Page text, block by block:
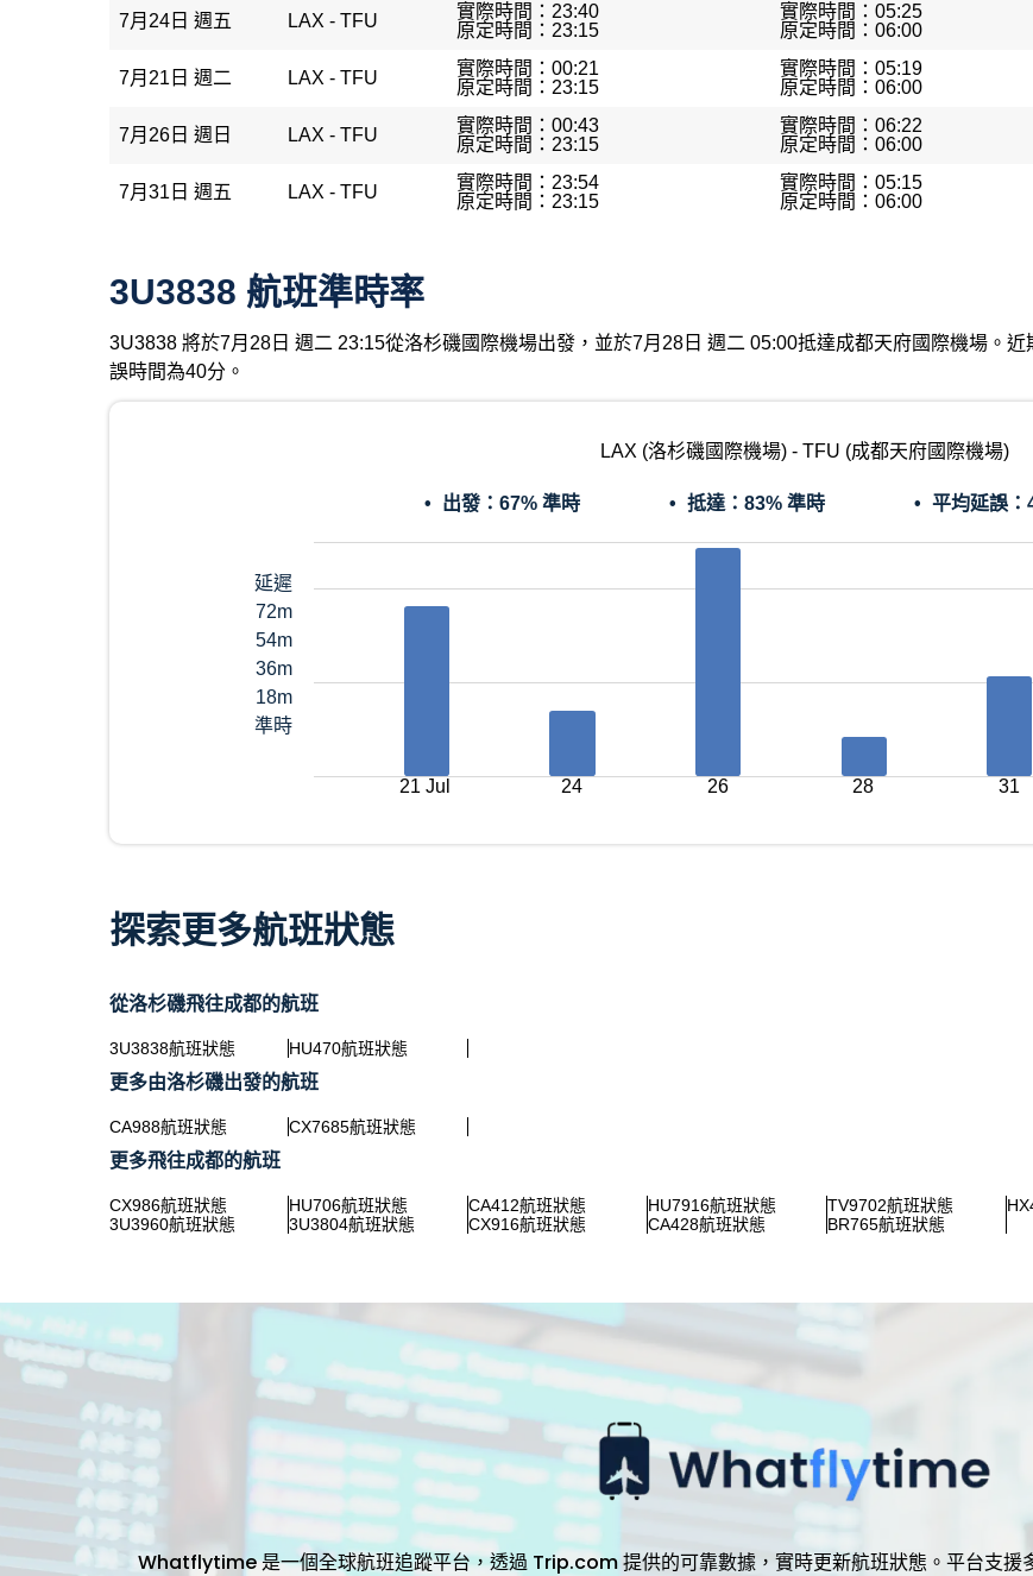
7月24日 週五 LAX - TFU
實際時間：23:40
原定時間：23:15
實際時間：05:25
原定時間：06:00
7月21日 週二 LAX - TFU
實際時間：00:21
原定時間：23:15
實際時間：05:19
原定時間：06:00
7月26日 週日 LAX - TFU
實際時間：00:43
原定時間：23:15
實際時間：06:22
原定時間：06:00
7月31日 週五 LAX - TFU
實際時間：23:54
原定時間：23:15
實際時間：05:15
原定時間：06:00
3U3838 航班準時率
3U3838 將於7月28日 週二 23:15從洛杉磯國際機場出發，並於7月28日 週二 05:00抵達成都天府國際機場。
誤時間為40分。
LAX (洛杉磯國際機場) - TFU (成都天府國際機場)
出發： 67% 準時 抵達： 83% 準時 平均延誤：
延遲
72m
54m
36m
18m
準時
21 Jul 24 26 28 31
探索更多航班狀態
從洛杉磯飛往成都的航班
3U3838航班狀態 HU470航班狀態
更多由洛杉磯出發的航班
CA988航班狀態 CX7685航班狀態
更多飛往成都的航班
CX986航班狀態 HU706航班狀態 CA412航班狀態 HU7916航班狀態 TV9702航班狀態
3U3960航班狀態
3U3804航班狀態 CX916航班狀態 CA428航班狀態 BR765航班狀態
Whatflytime 是一個全球航班追蹤平台，透過 Trip.com 提供的可靠數據，實時更新航班狀態。平台支援